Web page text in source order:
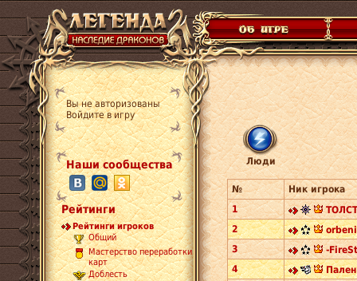
Вы не авторизованы
Войдите в игру
Наши сообщества
Рейтинги
Рейтинги игроков
Общий
Мастерство переработки
карт
Доблесть
Люди
№
Ник игрока
1
2
3
-
4